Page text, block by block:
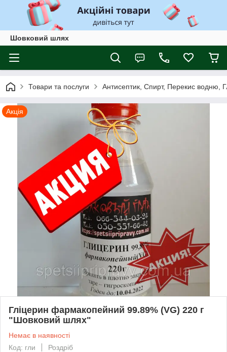
Шовковий шлях
Товари та послуги Антисептик, Спирт, Перекис водню,
Акція
Гліцерин фармакопейний 99.89% (VG) 220 г
"Шовковий шлях"
Немає в наявності
Код: гли
Роздріб